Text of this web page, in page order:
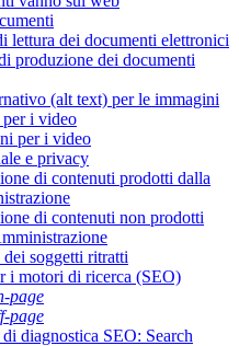
lettura dei documenti elettronici
produzione dei documenti
(alt text) per le immagini
i video
per i video
e privacy
di contenuti prodotti dalla
di contenuti non prodotti
soggetti ritratti
i motori di ricerca (SEO)
page
page
diagnostica SEO: Search